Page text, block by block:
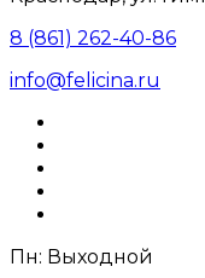
8 (861) 262-40-86
info@felicina.ru
Пн: Выходной